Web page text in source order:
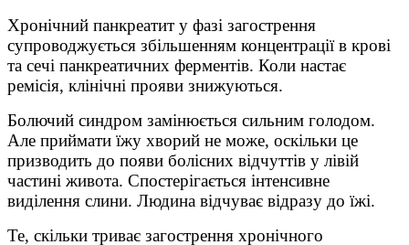
Хронічний панкреатит у фазі загострення
супроводжується збільшенням концентрації в крові
та сечі панкреатичних ферментів. Коли настає
ремісія, клінічні прояви знижуються.
Болючий синдром замінюється сильним голодом.
Але приймати їжу хворий не може, оскільки це
призводить до появи болісних відчуттів у лівій
частині живота. Спостерігається інтенсивне
виділення слини. Людина відчуває відразу до їжі.
Те, скільки триває загострення хронічного